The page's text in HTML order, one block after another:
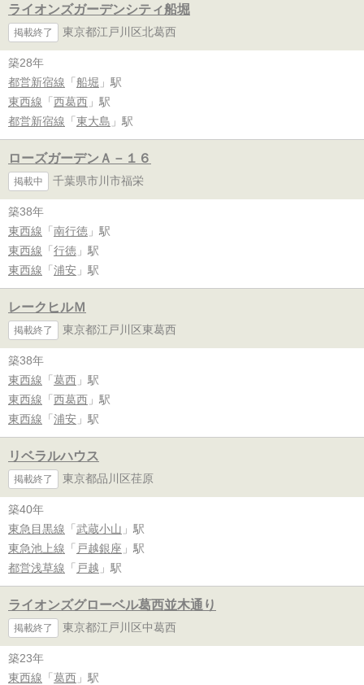
ライオンズガーデンシティ船堀
掲載終了 東京都江戸川区北葛西
築28年
都営新宿線 「 船堀 」駅
東西線 「 西葛西 」駅
都営新宿線 「 東大島 」駅
ローズガーデンＡ－１６
掲載中 千葉県市川市福栄
築38年
東西線 「 南行徳 」駅
東西線 「 行徳 」駅
東西線 「 浦安 」駅
レークヒルＭ
掲載終了 東京都江戸川区東葛西
築38年
東西線 「 葛西 」駅
東西線 「 西葛西 」駅
東西線 「 浦安 」駅
リベラルハウス
掲載終了 東京都品川区荏原
築40年
東急目黒線 「 武蔵小山 」駅
東急池上線 「 戸越銀座 」駅
都営浅草線 「 戸越 」駅
ライオンズグローベル葛西並木通り
掲載終了 東京都江戸川区中葛西
築23年
東西線 「 葛西 」駅